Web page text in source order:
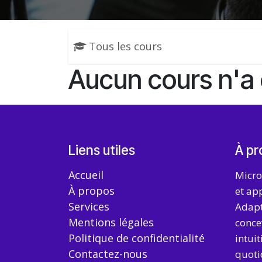
Tous les cours
Aucun cours n'a
Liens utiles
Accueil
À propos
Services
Mentions légales
Politique de confidentialité
Contactez-nous
À
et